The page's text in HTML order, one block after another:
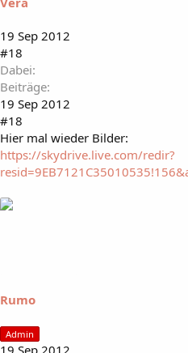
19 Sep 2012
#18
Dabei
Beiträge
19 Sep 2012
#18
Hier mal wieder Bilder:
https://skydrive.live.com/redir?
Rumo
Admin